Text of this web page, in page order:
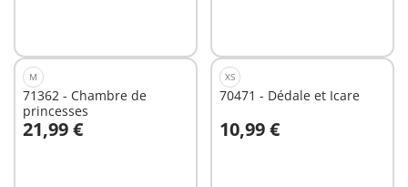
M
71362 - Chambre de
princesses
21,99 €
Au panier
XS
70471 - Dédale et Icare
10,99 €
Au panier